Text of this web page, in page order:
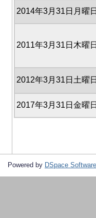
2014年3月31日月曜日
2011年3月31日木曜日
2012年3月31日土曜日
2017年3月31日金曜日
Powered by DSpace Software